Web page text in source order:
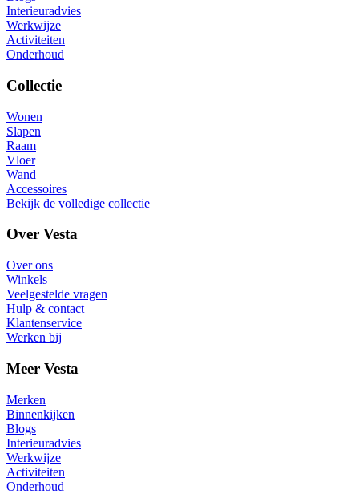
Interieuradvies
Werkwijze
Activiteiten
Onderhoud
Collectie
Wonen
Slapen
Raam
Vloer
Wand
Accessoires
Bekijk de volledige collectie
Over Vesta
Over ons
Winkels
Veelgestelde vragen
Hulp & contact
Klantenservice
Werken bij
Meer Vesta
Merken
Binnenkijken
Blogs
Interieuradvies
Werkwijze
Activiteiten
Onderhoud